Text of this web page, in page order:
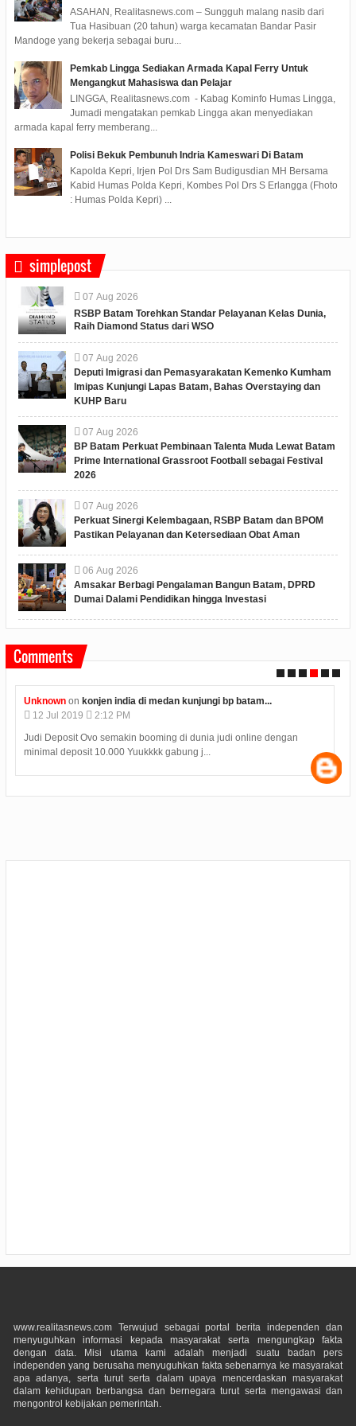
ASAHAN, Realitasnews.com – Sungguh malang nasib dari
Tua Hasibuan (20 tahun) warga kecamatan Bandar Pasir
Mandoge yang bekerja sebagai buru...
Pemkab Lingga Sediakan Armada Kapal Ferry Untuk
Mengangkut Mahasiswa dan Pelajar
LINGGA, Realitasnews.com - Kabag Kominfo Humas Lingga,
Jumadi mengatakan pemkab Lingga akan menyediakan
armada kapal ferry memberang...
Polisi Bekuk Pembunuh Indria Kameswari Di Batam
Kapolda Kepri, Irjen Pol Drs Sam Budigusdian MH Bersama
Kabid Humas Polda Kepri, Kombes Pol Drs S Erlangga (Fhoto
: Humas Polda Kepri) ...
simplepost
07 Aug 2026
RSBP Batam Torehkan Standar Pelayanan Kelas Dunia,
Raih Diamond Status dari WSO
07 Aug 2026
Deputi Imigrasi dan Pemasyarakatan Kemenko Kumham
Imipas Kunjungi Lapas Batam, Bahas Overstaying dan
KUHP Baru
07 Aug 2026
BP Batam Perkuat Pembinaan Talenta Muda Lewat Batam
Prime International Grassroot Football sebagai Festival
2026
07 Aug 2026
Perkuat Sinergi Kelembagaan, RSBP Batam dan BPOM
Pastikan Pelayanan dan Ketersediaan Obat Aman
06 Aug 2026
Amsakar Berbagi Pengalaman Bangun Batam, DPRD
Dumai Dalami Pendidikan hingga Investasi
Comments
Anonymousonpolres karimun memberikan kue ulang...
09 Jul 2019
4:08 PM
Hasil Seleksi Bersama Perguruan Tinggi SBMPTN 2019 diumumkan
pada Selasa (9/7) pukul 15.00 WIB. Samp...
www.realitasnews.com Terwujud sebagai portal berita independen dan
menyuguhkan informasi kepada masyarakat serta mengungkap fakta
dengan data. Misi utama kami adalah menjadi suatu badan pers
independen yang berusaha menyuguhkan fakta sebenarnya ke masyarakat
apa adanya, serta turut serta dalam upaya mencerdaskan masyarakat
dalam kehidupan berbangsa dan bernegara turut serta mengawasi dan
mengontrol kebijakan pemerintah.